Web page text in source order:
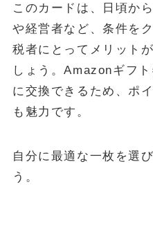
このカードは、日頃か
や経営者など、条件を
税者にとってメリット
しょう。Amazonギフ
に交換できるため、ポ
も魅力です。
自分に最適な一枚を選
う。